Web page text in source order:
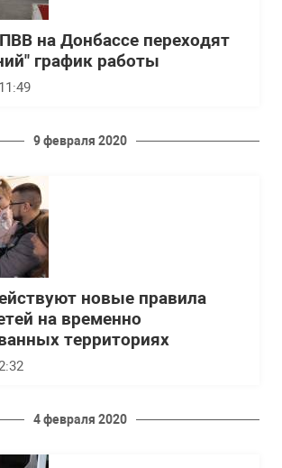
на Донбассе переходят
график работы
9 февраля 2020
новые правила
на временно
территориях
4 февраля 2020